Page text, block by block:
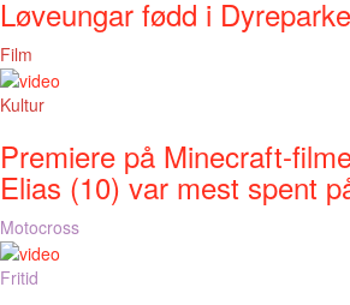
Løveungar fødd i
Film
Kultur
Premiere på Minecraft-
Elias (10) var mest spent
Motocross
Fritid